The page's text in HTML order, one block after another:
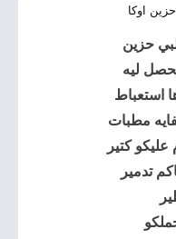
اوكا
حزين
ليه
استعباط
مطبات
كتير
تدمير